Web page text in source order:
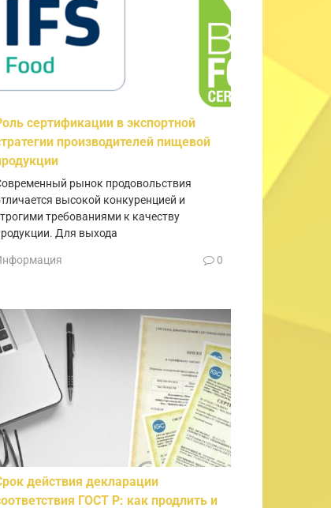
сертификации в экспортной
производителей пищевой
рынок продовольствия
высокой конкуренцией и
требованиями к качеству
Для выхода
0
действия декларации
ГОСТ Р: как продлить и